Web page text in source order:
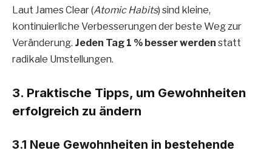
Laut James Clear (Atomic Habits) sind kleine,
kontinuierliche Verbesserungen der beste Weg zur
Veränderung. Jeden Tag 1 % besser werden statt
radikale Umstellungen.
3. Praktische Tipps, um Gewohnheiten
erfolgreich zu ändern
3.1 Neue Gewohnheiten in bestehende